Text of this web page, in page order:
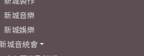
新城音樂
新城娛樂
城音統會